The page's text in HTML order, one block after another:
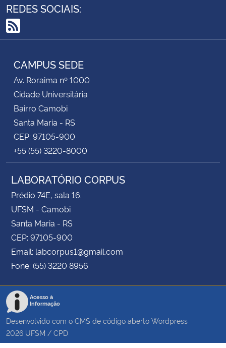
REDES SOCIAIS:
RSS
CAMPUS SEDE
Av. Roraima nº 1000
Cidade Universitária
Bairro Camobi
Santa Maria - RS
CEP: 97105-900
+55 (55) 3220-8000
LABORATÓRIO CORPUS
Prédio 74E, sala 16.
UFSM - Camobi
Santa Maria - RS
CEP: 97105-900
Email: labcorpus1@gmail.com
Fone: (55) 3220 8956
Acesso à
Informação
Desenvolvido com o CMS de código aberto Wordpress
2026 UFSM / CPD